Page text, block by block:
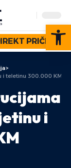
PRIČE
>
i teletinu 300.000 KM
i